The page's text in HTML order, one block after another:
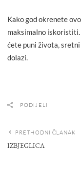
Kako god okrenete
maksimalno
ćete puni života,
dolazi.
PODIJELI
PRETHODNI ČLANAK
IZBJEGLICA